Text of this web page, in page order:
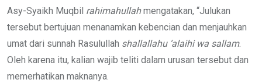
Asy-Syaikh Muqbil rahimahullahmengatakan, “Julukan
tersebut bertujuan menanamkan kebencian dan menjauhkan
umat dari sunnah Rasulullah shallallahu ‘alaihi wa sallam.
Oleh karena itu, kalian wajib teliti dalam urusan tersebut dan
memerhatikan maknanya.